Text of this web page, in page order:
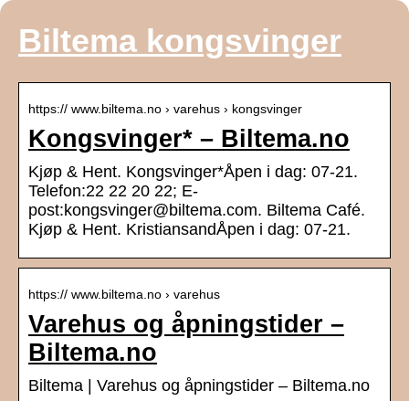
Biltema kongsvinger
https:// www.biltema.no › varehus › kongsvinger
Kongsvinger* – Biltema.no
Kjøp & Hent. Kongsvinger*Åpen i dag: 07-21.
Telefon:22 22 20 22; E-
post:kongsvinger@biltema.com. Biltema Café.
Kjøp & Hent. KristiansandÅpen i dag: 07-21.
https:// www.biltema.no › varehus
Varehus og åpningstider –
Biltema.no
Biltema | Varehus og åpningstider – Biltema.no